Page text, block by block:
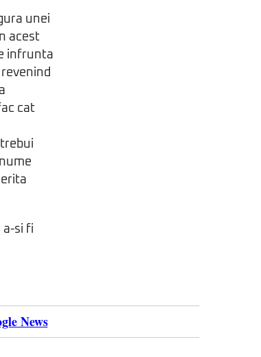
unei
acest
infrunta
cat
a-si fi
News